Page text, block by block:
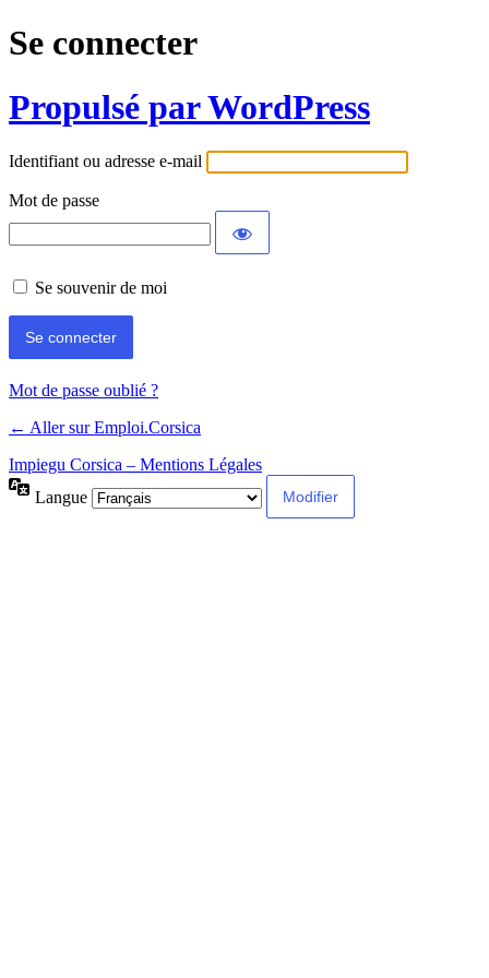
Se connecter
Propulsé par WordPress
Identifiant ou adresse e-mail
Mot de passe
Se souvenir de moi
Mot de passe oublié ?
← Aller sur Emploi.Corsica
Impiegu Corsica – Mentions Légales
Langue